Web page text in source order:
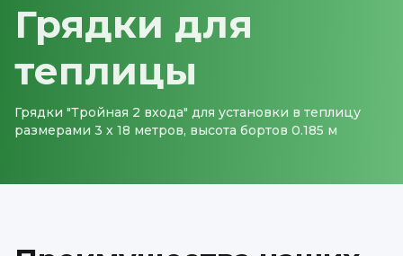
Грядки для
теплицы
Грядки "Тройная 2 входа" для установки в теплицу
размерами 3 х 18 метров, высота бортов 0.185 м